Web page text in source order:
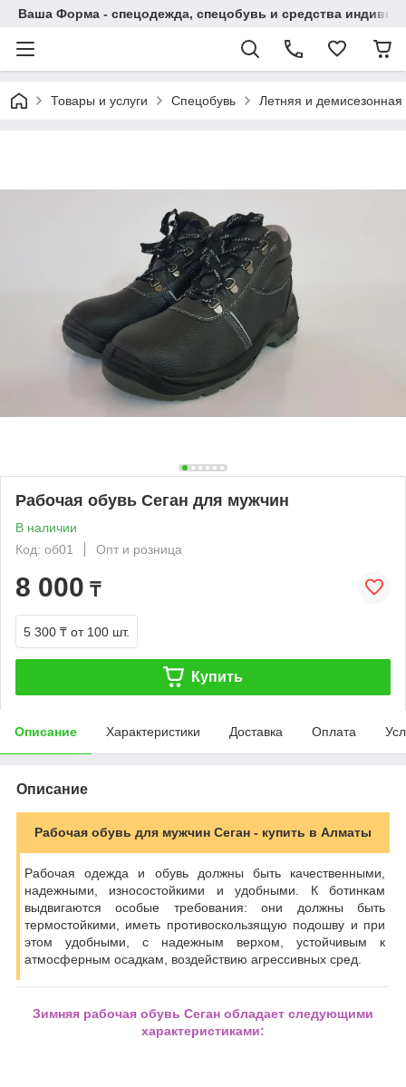
Ваша Форма - спецодежда, спецобувь и средства
Товары и услуги Спецобувь Летняя и демисезонная
Рабочая обувь Сеган для мужчин
В наличии
Код: об01
Опт и розница
8 000 ₸
5 300 ₸ от 100 шт.
Купить
Описание Характеристики Доставка Оплата
Описание
Рабочая обувь для мужчин Сеган - купить в Алматы
Рабочая одежда и обувь должны быть качественными,
надежными, износостойкими и удобными. К ботинкам
выдвигаются особые требования: они должны быть
термостойкими, иметь противоскользящую подошву и при
этом удобными, с надежным верхом, устойчивым к
атмосферным осадкам, воздействию агрессивных сред.
Зимняя рабочая обувь Сеган обладает следующими
характеристиками: